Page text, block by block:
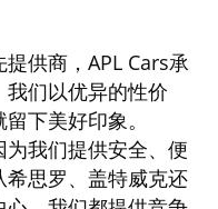
供商， APL Cars承
们以优异的性价
留下美好印象。
为我们提供安全、便
思罗、盖特威克还